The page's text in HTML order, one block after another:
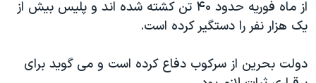
از ماه فوریه حدود ۴۰ تن کشته شده اند و پلیس بیش از
یک هزار نفر را دستگیر کرده است.
دولت بحرین از سرکوب دفاع کرده است و می گوید برای